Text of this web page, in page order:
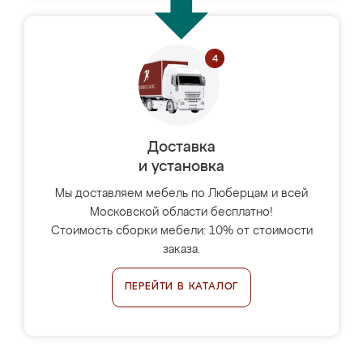
Доставка
и установка
Мы доставляем мебель по Люберцам и всей
Московской области бесплатно!
Стоимость сборки мебели: 10% от стоимости
заказа.
ПЕРЕЙТИ В КАТАЛОГ